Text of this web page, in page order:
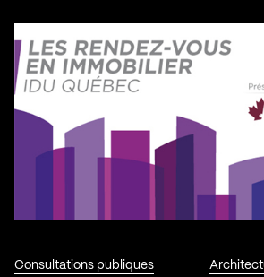
Consultations publiques